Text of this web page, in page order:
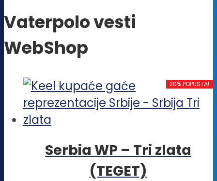
Vaterpolo vesti
WebShop
20% POPUSTA!
Serbia WP – Tri zlata
(TEGET)